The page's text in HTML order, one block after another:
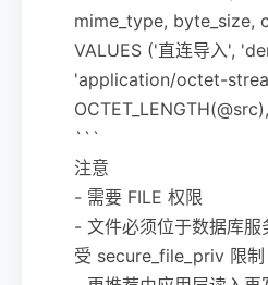
mime_type, byte_size,
VALUES ('直连导入',
'application/octet-
```
注意
- 需要 FILE 权限
- 文件必须位于数据库服
受 secure_file_priv 限制